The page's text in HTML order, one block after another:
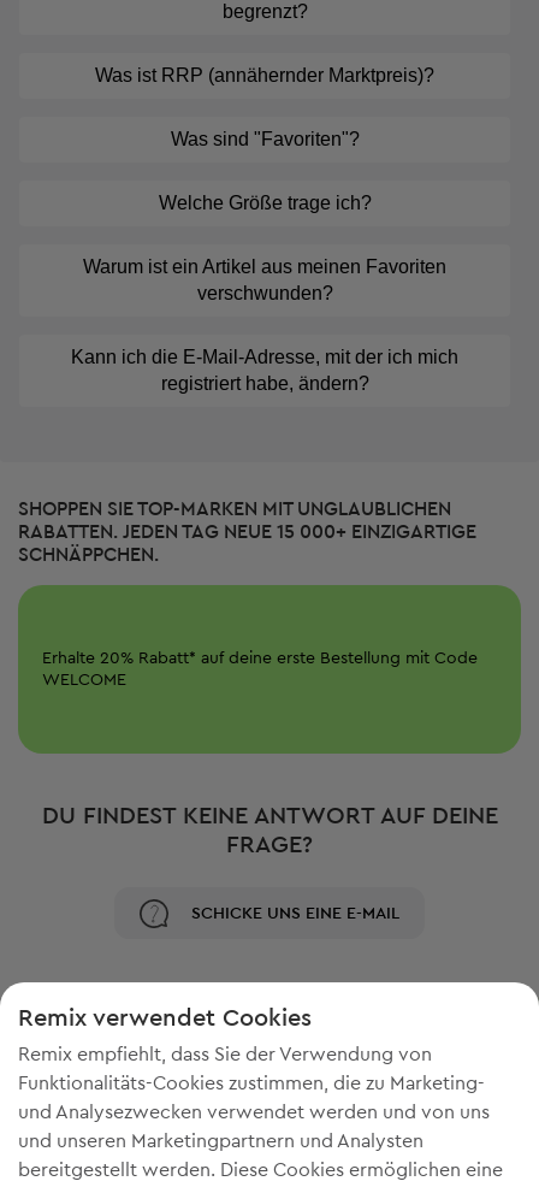
begrenzt?
Was ist RRP (annähernder Marktpreis)?
Was sind "Favoriten"?
Welche Größe trage ich?
Warum ist ein Artikel aus meinen Favoriten
verschwunden?
Kann ich die E-Mail-Adresse, mit der ich mich
registriert habe, ändern?
SHOPPEN SIE TOP-MARKEN MIT UNGLAUBLICHEN
RABATTEN. JEDEN TAG NEUE 15 000+ EINZIGARTIGE
SCHNÄPPCHEN.
Erhalte 20% Rabatt* auf deine erste Bestellung mit Code
WELCOME
DU FINDEST KEINE ANTWORT AUF DEINE
FRAGE?
SCHICKE UNS EINE E-MAIL
Remix verwendet Cookies
Remix empfiehlt, dass Sie der Verwendung von
Funktionalitäts-Cookies zustimmen, die zu Marketing-
und Analysezwecken verwendet werden und von uns
und unseren Marketingpartnern und Analysten
bereitgestellt werden. Diese Cookies ermöglichen eine